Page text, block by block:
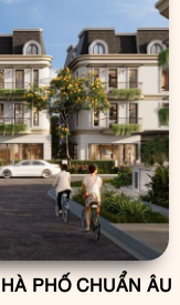
PHỐ CHUẨN ÂU